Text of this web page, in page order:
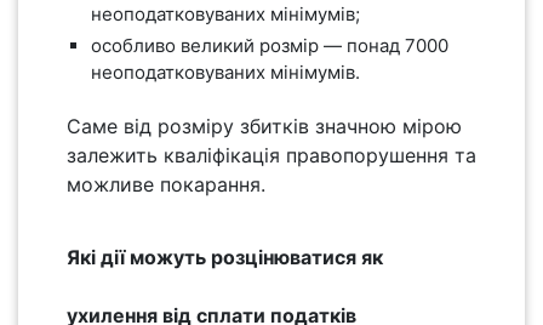
неоподатковуваних мінімумів;
особливо великий розмір — понад 7000
неоподатковуваних мінімумів.
Саме від розміру збитків значною мірою
залежить кваліфікація правопорушення та
можливе покарання.
Які дії можуть розцінюватися як
ухилення від сплати податків